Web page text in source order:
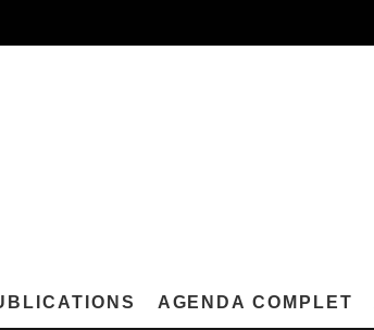
AGENDA COMPLET